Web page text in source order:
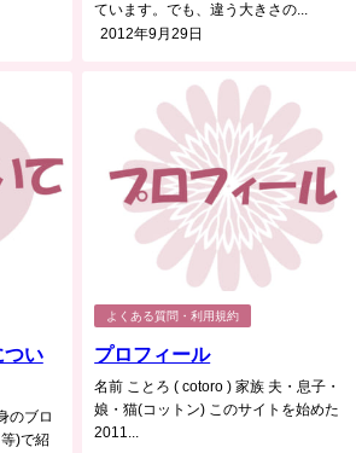
ています。でも、違う大きさの...
2012年9月29日
つい
のブロ
)で紹
よくある質問・利用規約
プロフィール
名前 ことろ ( cotoro ) 家族 夫・息子・
娘・猫(コットン) このサイトを始めた
2011...